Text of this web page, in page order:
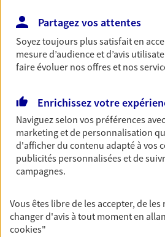
protéger votre activité, vos
vous-même et votre famille.
Accompagner vos
Achat immobilier, installation,
Autant de moments de vie qui
d'assurance et d'épargne.
cohérent avec vos besoins
épargne
De nombreuses solutions s'offrent
Partagez vos attentes
Soyez toujours plus satisfait en
mesure d’audience et d’avis
faire évoluer nos offres et nos
Enrichissez votre
Naviguez selon vos préférences
marketing et de personnalisation
d'afficher du contenu adapté à vos
publicités personnalisées et de
campagnes.
Vous êtes libre de les accepter, de
changer d'avis à tout moment en
cookies"